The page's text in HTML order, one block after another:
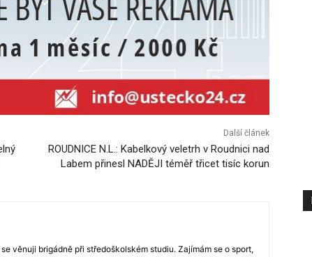
Další článek
ROUDNICE N.L.: Kabelkový veletrh v Roudnici nad
Labem přinesl NADĚJI téměř třicet tisíc korun
věnuji brigádně při středoškolském studiu. Zajímám se o sport,